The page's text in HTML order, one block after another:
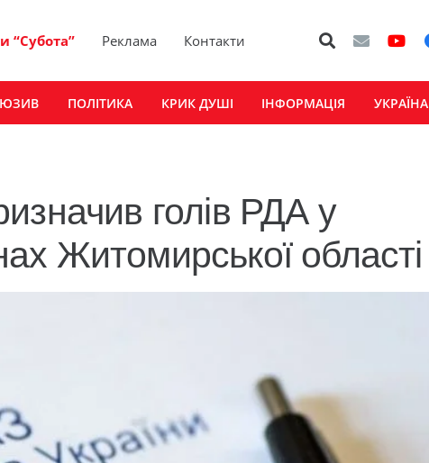
“Субота” Реклама Контакти
ПОЛІТИКА КРИК ДУШІ ІНФОРМАЦІЯ УКРАЇНА
голів РДА у
Житомирської області